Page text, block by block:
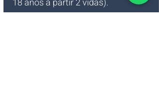
18 anos à partir 2 vidas).